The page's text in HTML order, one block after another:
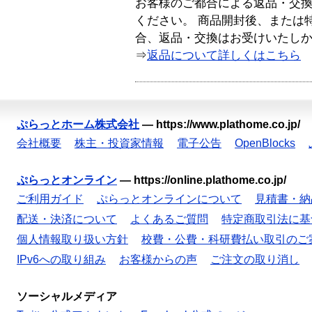
お客様のご都合による返品・交
ください。 商品開封後、または
合、返品・交換はお受けいたし
⇒返品について詳しくはこちら
ぷらっとホーム株式会社 — https://www.plathome.co.jp/
会社概要
株主・投資家情報 電子公告 OpenBlocks
ぷらっとオンライン — https://online.plathome.co.jp/
ご利用ガイド
ぷらっとオンラインについて
見積書・
配送・決済について
よくあるご質問
特定商取引法に
個人情報取り扱い方針
校費・公費・科研費払い取引のご
IPv6への取り組み
お客様からの声 ご注文の取り消し
ソーシャルメディア